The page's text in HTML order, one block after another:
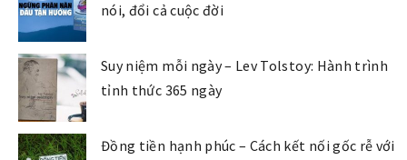
nói, đổi cả cuộc đời
Suy niệm mỗi ngày – Lev Tolstoy: Hành trình
tỉnh thức 365 ngày
Đồng tiền hạnh phúc – Cách kết nối gốc rễ với